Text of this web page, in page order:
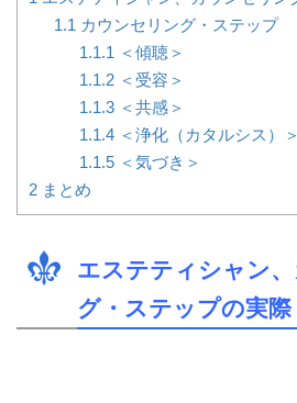
1.1 カウンセリング・ステップ
1.1.1 ＜傾聴＞
1.1.2＜受容＞
1.1.3＜共感＞
1.1.4＜浄化（カタルシス）＞
1.1.5＜気づき＞
2 まとめ
エステティシャン
グ・ステップの実際